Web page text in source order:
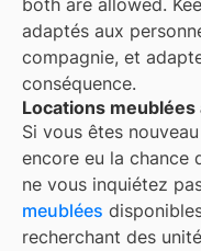
both are allowed.
adaptés aux
compagnie, et
conséquence.
Locations meublées
Si vous êtes
encore eu la chance
ne vous inquiétez
meublées
recherchant des